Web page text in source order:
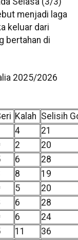
menjadi laga
keluar dari
bertahan di
2025/2026
Kalah Selisih
4
21
2
20
6
28
8
19
5
20
6
28
6
24
11
36